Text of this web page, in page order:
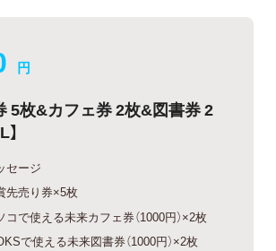
円
5枚&カフェ券 2枚&図書券 2
セージ
先売り券×5枚
で使える未来カフェ券（1000円）×2枚
で使える未来図書券（1000円）×2枚